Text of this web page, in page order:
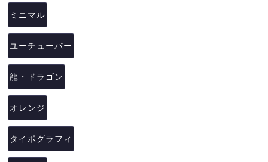
ミニマル
ユーチューバー
龍・ドラゴン
オレンジ
タイポグラフィ